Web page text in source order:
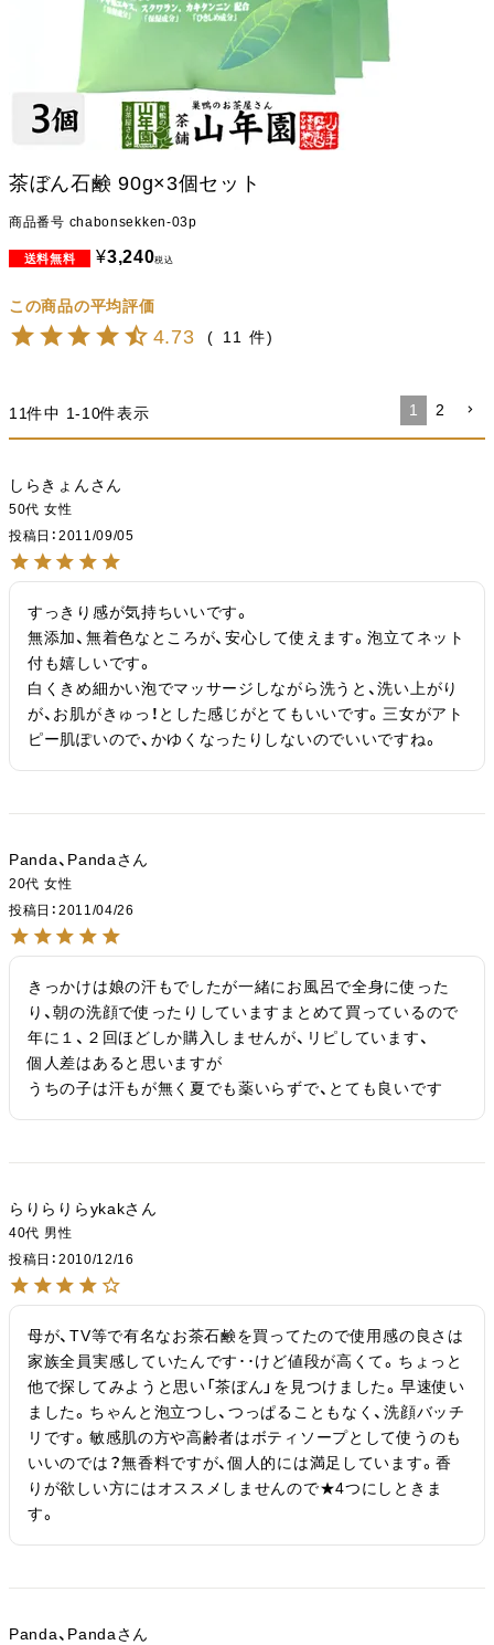
茶ぼん石鹸 90g×3個セット
商品番号 chabonsekken-03p
¥3,240税込
4.73 11
11件中 1-10件表示 1 2
しらきょん
50代 女性
投稿日
2011/09/05
すっきり感が気持ちいいです。
無添加、無着色なところが、安心して使えます。泡立てネット
付も嬉しいです。
白くきめ細かい泡でマッサージしながら洗うと、洗い上がり
が、お肌がきゅっ！とした感じがとてもいいです。三女がアト
ピー肌ぽいので、かゆくなったりしないのでいいですね。
Panda、Panda
20代 女性
投稿日
2011/04/26
きっかけは娘の汗もでしたが一緒にお風呂で全身に使った
り、朝の洗顔で使ったりしていますまとめて買っているので
年に１、２回ほどしか購入しませんが、リピしています、
個人差はあると思いますが
うちの子は汗もが無く夏でも薬いらずで、とても良いです
らりらりらykak
40代 男性
投稿日
2010/12/16
母が、TV等で有名なお茶石鹸を買ってたので使用感の良さは
家族全員実感していたんです･･けど値段が高くて。ちょっと
他で探してみようと思い「茶ぼん」を見つけました。早速使い
ました。ちゃんと泡立つし、つっぱることもなく、洗顔バッチ
リです。敏感肌の方や高齢者はボティソープとして使うのも
いいのでは？無香料ですが、個人的には満足しています。香
りが欲しい方にはオススメしませんので★4つにしときま
す。
Panda、Panda